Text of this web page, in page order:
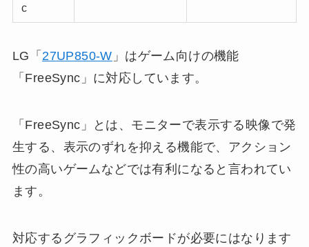
c
LG「 27UP850-W 」はゲーム向けの機能
「FreeSync」に対応しています。
「FreeSync」とは、モニターで表示する映像で発
生する、表示のずれを抑える機能で、アクション
性の高いゲームなどでは有利になると言われてい
ます。
対応するグラフィックボードが必要にはなります